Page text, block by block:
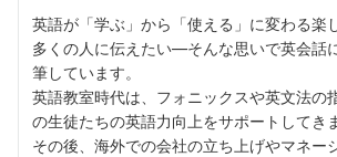
英語が「学ぶ」から「使える」に変わる楽
多くの人に伝えたい––そんな思いで英会話
筆しています。
英語教室時代は、フォニックスや英文法の
の生徒たちの英語力向上をサポートしてき
その後、海外での会社の立ち上げやマネー